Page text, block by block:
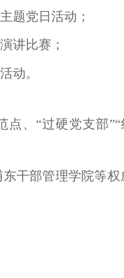
题党日活动；
讲比赛；
动。
点、“过硬党支部
干部管理学院等